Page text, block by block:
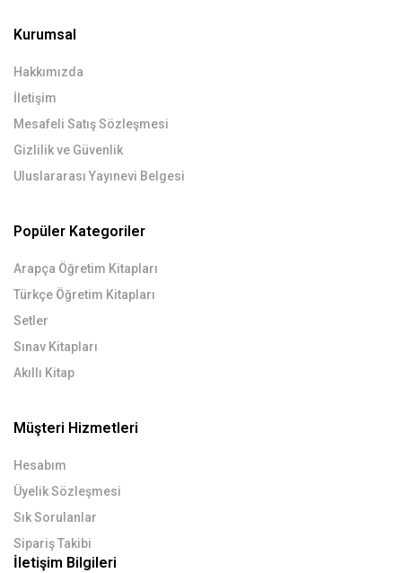
Kurumsal
Hakkımızda
İletişim
Mesafeli Satış Sözleşmesi
Gizlilik ve Güvenlik
Uluslararası Yayınevi Belgesi
Popüler Kategoriler
Arapça Öğretim Kitapları
Türkçe Öğretim Kitapları
Setler
Sınav Kitapları
Akıllı Kitap
Müşteri Hizmetleri
Hesabım
Üyelik Sözleşmesi
Sık Sorulanlar
Sipariş Takibi
İletişim Bilgileri